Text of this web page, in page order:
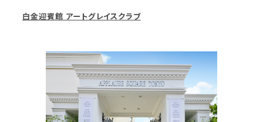
白金迎賓館 アートグレイスクラブ